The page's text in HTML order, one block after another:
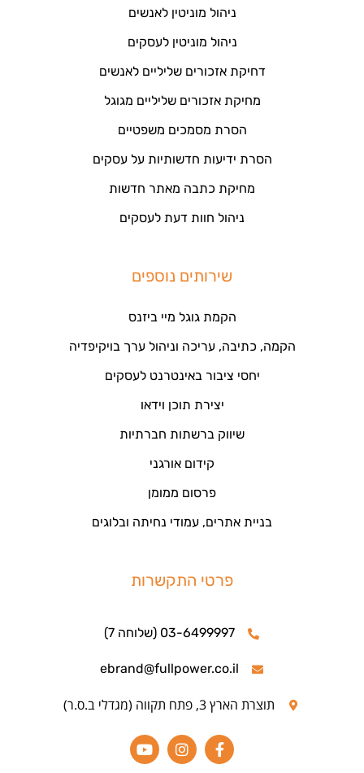
ניהול מוניטין לאנשים
ניהול מוניטין לעסקים
דחיקת אזכורים שליליים לאנשים
מחיקת אזכורים שליליים מגוגל
הסרת מסמכים משפטיים
הסרת ידיעות חדשותיות על עסקים
מחיקת כתבה מאתר חדשות
ניהול חוות דעת לעסקים
שירותים נוספים
הקמת גוגל מיי ביזנס
הקמה, כתיבה, עריכה וניהול ערך בויקיפדיה
יחסי ציבור באינטרנט לעסקים
יצירת תוכן וידאו
שיווק ברשתות חברתיות
קידום אורגני
פרסום ממומן
בניית אתרים, עמודי נחיתה ובלוגים
פרטי התקשרות
03-6499997 (שלוחה 7)
ebrand@fullpower.co.il
תוצרת הארץ 3, פתח תקווה (מגדלי ב.ס.ר)